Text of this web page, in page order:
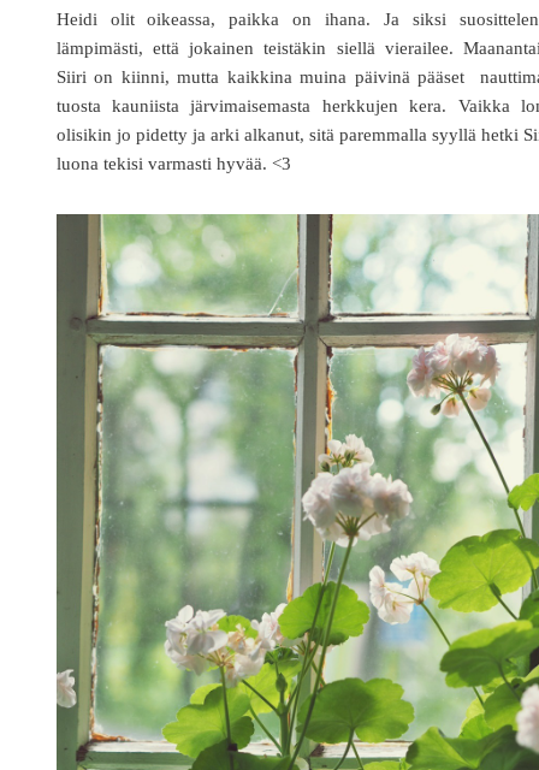
Heidi olit oikeassa, paikka on ihana. Ja siksi
lämpimästi, että jokainen teistäkin siellä vierailee.
Siiri on kiinni, mutta kaikkina muina päivinä pääset
tuosta kauniista järvimaisemasta herkkujen kera. Vaikka
olisikin jo pidetty ja arki alkanut, sitä paremmalla syyllä hetki
luona tekisi varmasti hyvää. <3